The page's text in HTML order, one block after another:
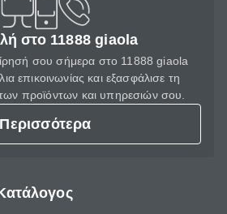
στο 11888 giaola
σου σήμερα στο 11888 giaola
επικοινωνίας και εξασφάλισε τη
προϊόντων και υπηρεσιών σου.
Περισσότερα